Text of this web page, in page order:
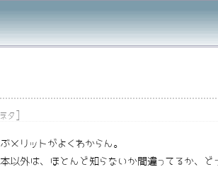
タ
メリットがよくわからん。
外は、ほとんど知らないか間違ってるか、